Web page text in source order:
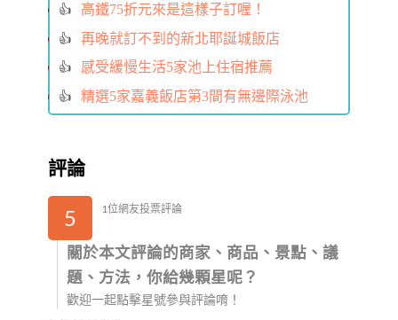
高鐵75折元來是這樣子訂喔！
再晚就訂不到的新北耶誕城飯店
感受緩慢生活5家池上住宿推薦
精選5家嘉義飯店第3間有無邊際泳池
評論
5 1位網友投票評論
關於本文評論的商家、商品、景點、議
題、方法，你給幾顆星呢？
歡迎一起點擊星號參與評論唷！